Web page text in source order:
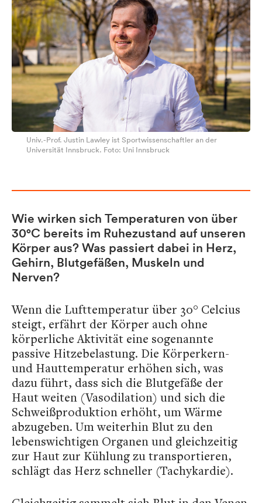
Univ.-Prof. Justin Lawley ist Sportwissenschaftler an der
Universität Innsbruck. Foto: Uni Innsbruck
Wie wirken sich Temperaturen von über
30°C bereits im Ruhezustand auf unseren
Körper aus? Was passiert dabei in Herz,
Gehirn, Blutgefäßen, Muskeln und
Nerven?
Wenn die Lufttemperatur über 30° Celcius
steigt, erfährt der Körper auch ohne
körperliche Aktivität eine sogenannte
passive Hitzebelastung. Die Körperkern-
und Hauttemperatur erhöhen sich, was
dazu führt, dass sich die Blutgefäße der
Haut weiten (Vasodilation) und sich die
Schweißproduktion erhöht, um Wärme
abzugeben. Um weiterhin Blut zu den
lebenswichtigen Organen und gleichzeitig
zur Haut zur Kühlung zu transportieren,
schlägt das Herz schneller (Tachykardie).